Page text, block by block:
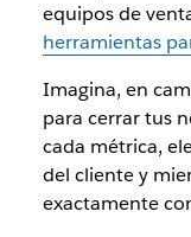
equipos de
herramientas
Imagina, en
para cerrar tus
cada métrica,
del cliente y
exactamente